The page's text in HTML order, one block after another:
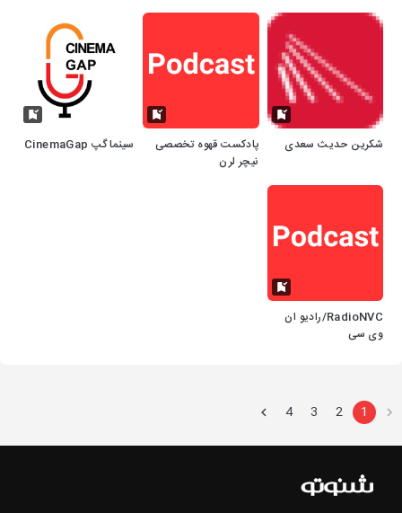
شکرین حدیث سعدی
پادکست قهوه تخصصی
نیچر لرن
سینماگپ CinemaGap
RadioNVC/رادیو ان
وی سی
1
2
3
4